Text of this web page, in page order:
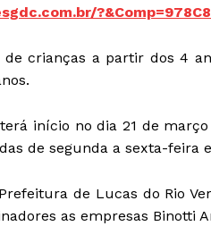
crianças a partir dos 4
início no dia 21 de
de segunda a sexta-feira
de Lucas do Rio
as empresas Binotti